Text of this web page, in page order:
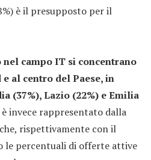
è il presupposto per il
campo IT si concentrano
al centro del Paese, in
(37%), Lazio (22%) e Emilia
invece rappresentato dalla
rispettivamente con il
le percentuali di offerte attive